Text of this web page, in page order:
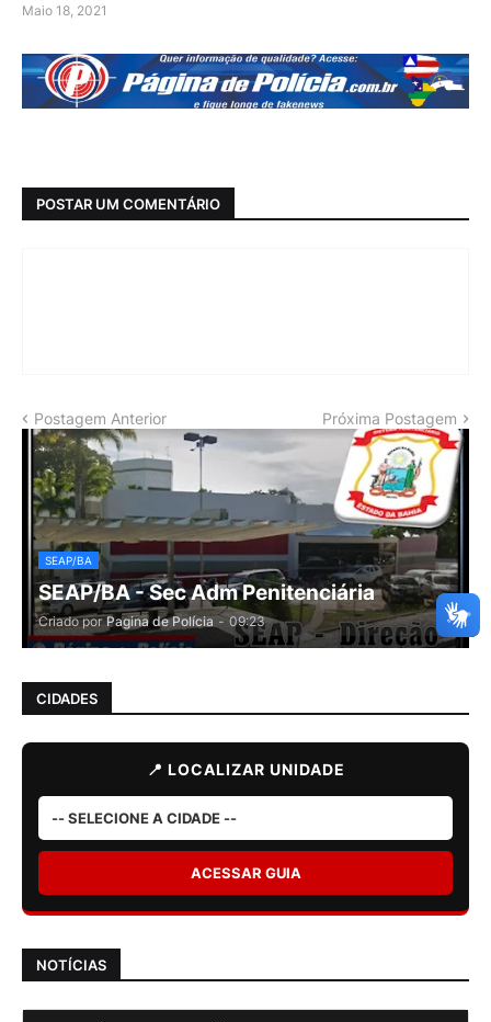
Maio 18, 2021
POSTAR UM COMENTÁRIO
Postagem Anterior Próxima Postagem
SEAP/BA
SEAP/BA - Sec Adm Penitenciária
Criado por Pagina de Polícia - 09:23
CIDADES
📍 LOCALIZAR UNIDADE
ACESSAR GUIA
NOTÍCIAS